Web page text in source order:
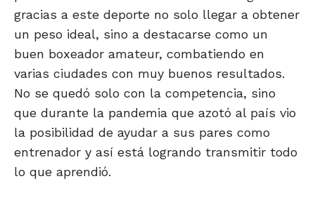
gracias a este deporte no solo llegar a obtener
un peso ideal, sino a destacarse como un
buen boxeador amateur, combatiendo en
varias ciudades con muy buenos resultados.
No se quedó solo con la competencia, sino
que durante la pandemia que azotó al país vio
la posibilidad de ayudar a sus pares como
entrenador y así está logrando transmitir todo
lo que aprendió.